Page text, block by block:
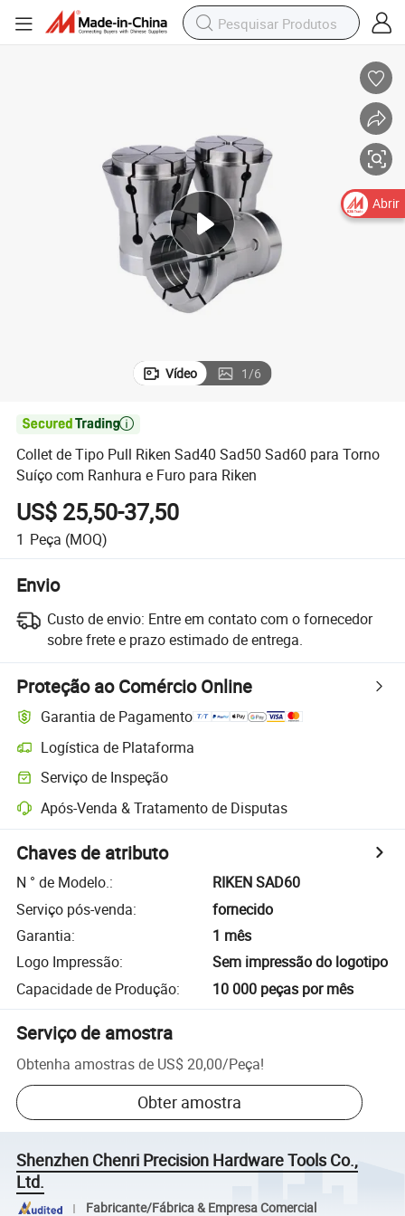
Vídeo 1/6

Collet de Tipo Pull Riken Sad40 Sad50 Sad60 para Torno
Suíço com Ranhura e Furo para Riken
US$ 25,50-37,50
1 Peça (MOQ)
Envio
Custo de envio: Entre em contato com o fornecedor
sobre frete e prazo estimado de entrega.
Proteção ao Comércio Online
Garantia de Pagamento
Logística de Plataforma
Serviço de Inspeção
Após-Venda & Tratamento de Disputas
Chaves de atributo
N ° de Modelo.:
RIKEN SAD60
Serviço pós-venda:
fornecido
Garantia:
1 mês
Logo Impressão:
Sem impressão do logotipo
Capacidade de Produção: 10 000 peças por mês
Serviço de amostra
Obtenha amostras de US$ 20,00/Peça!
Obter amostra
Shenzhen Chenri Precision Hardware Tools Co.,
Ltd.
Fabricante/Fábrica & Empresa Comercial
Abrir